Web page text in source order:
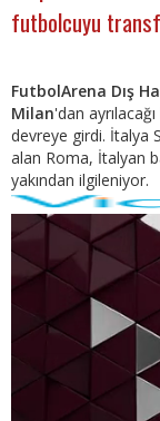
futbolcuyu
FutbolArena Dış
Milan'dan
devreye girdi. İtalya
alan Roma, İtalyan
yakından ilgileniyor.